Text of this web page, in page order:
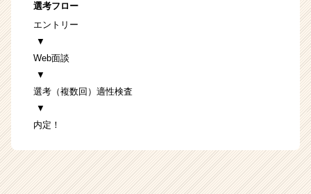
選考フロー
エントリー
▼
Web面談
▼
選考（複数回）適性検査
▼
内定！